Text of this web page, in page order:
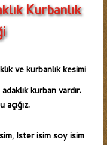
Kurbanlık
ve kurbanlık kesimi
kurban vardır.
İster isim soy isim